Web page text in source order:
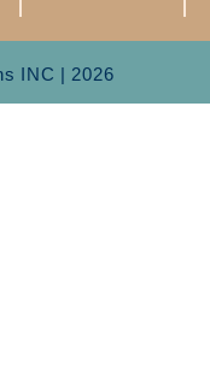
INC | 2026